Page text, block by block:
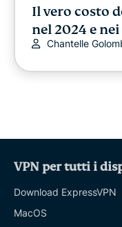
Il vero costo
nel 2024 e
Chantelle
VPN per tutti i
Download ExpressVPN
MacOS